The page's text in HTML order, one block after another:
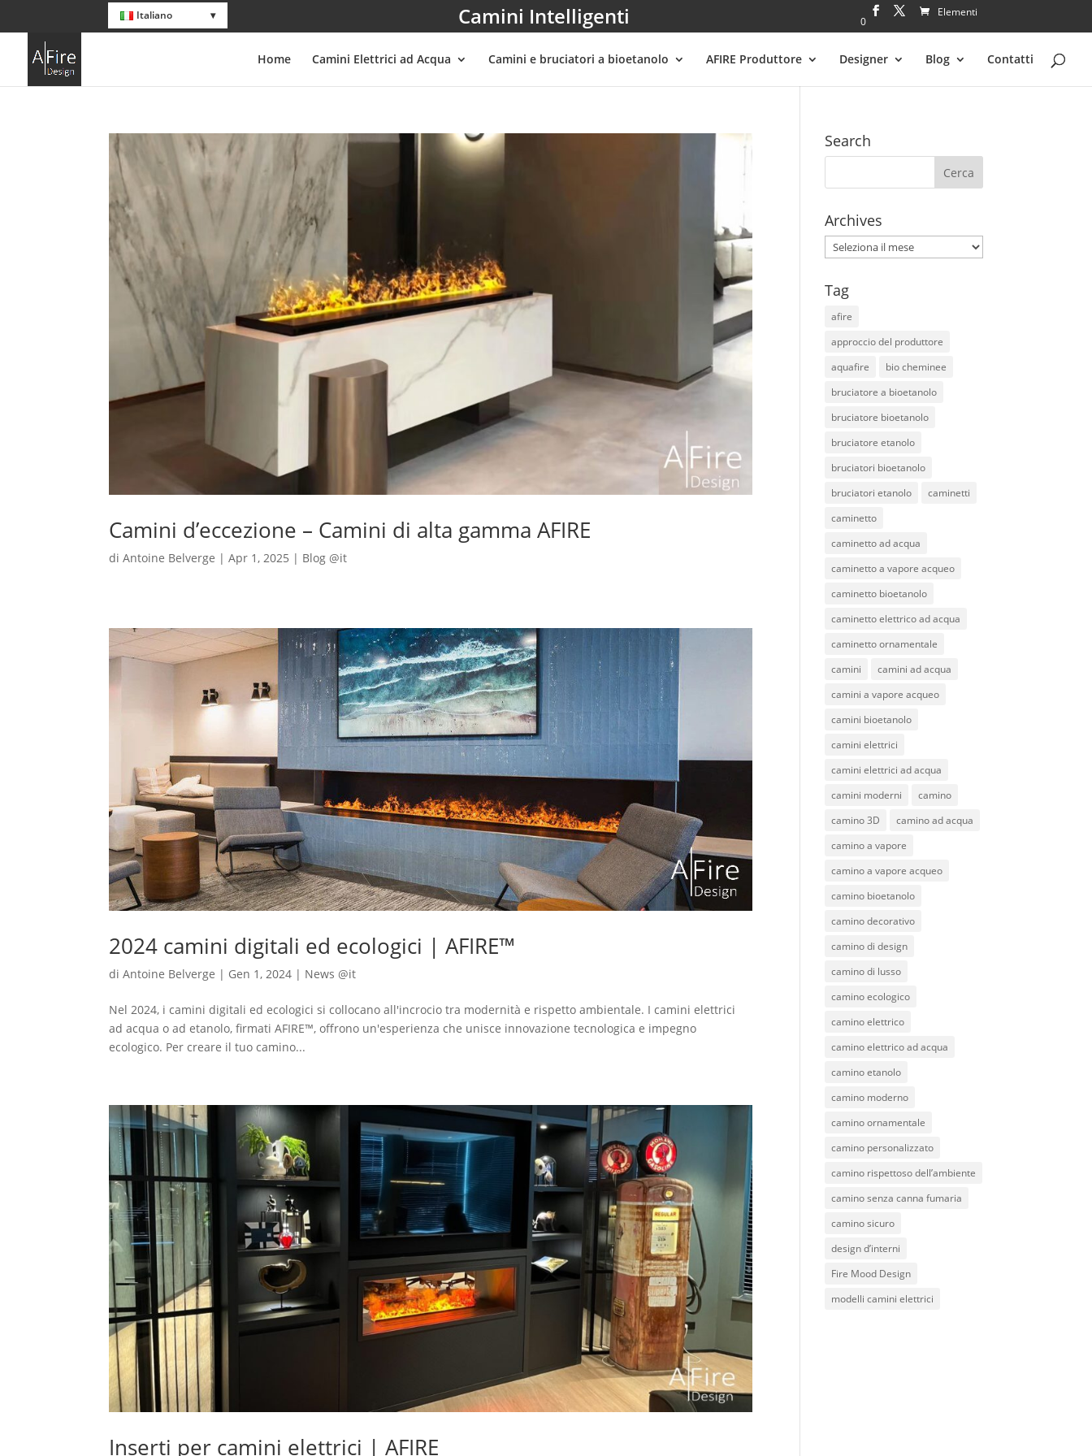
Italiano Camini Intelligenti Elementi
0
Home Camini Elettrici ad Acqua Camini e bruciatori a bioetanolo AFIRE Produttore Designer Blog Contatti
Camini d’eccezione – Camini di alta gamma AFIRE
diAntoine Belverge |Apr 1, 2025 | Blog @it
2024 camini digitali ed ecologici | AFIRE™
diAntoine Belverge | Gen 1, 2024 | News @it
Nel 2024, i camini digitali ed ecologici si collocano all'incrocio tra modernità e rispetto ambientale. I camini elettrici
ad acqua o ad etanolo, firmati AFIRE™, offrono un'esperienza che unisce innovazione tecnologica e impegno
ecologico. Per creare il tuo camino...
Inserti per camini elettrici | AFIRE
Search
Archives
Archives
Tag
afire
approccio del produttore
aquafire
bio cheminee
bruciatore a bioetanolo
bruciatore bioetanolo
bruciatore etanolo
bruciatori bioetanolo
bruciatori etanolo
caminetti
caminetto
caminetto ad acqua
caminetto a vapore acqueo
caminetto bioetanolo
caminetto elettrico ad acqua
caminetto ornamentale
camini
camini ad acqua
camini a vapore acqueo
camini bioetanolo
camini elettrici
camini elettrici ad acqua
camini moderni
camino
camino 3D
camino ad acqua
camino a vapore
camino a vapore acqueo
camino bioetanolo
camino decorativo
camino di design
camino di lusso
camino ecologico
camino elettrico
camino elettrico ad acqua
camino etanolo
camino moderno
camino ornamentale
camino personalizzato
camino rispettoso dell’ambiente
camino senza canna fumaria
camino sicuro
design d’interni
Fire Mood Design
modelli camini elettrici